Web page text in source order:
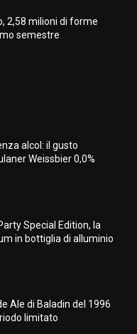
2,58 milioni di forme
semestre
alcol: il gusto
Weissbier 0,0%
Special Edition, la
in bottiglia di alluminio
Ale di Baladin del 1996
limitato